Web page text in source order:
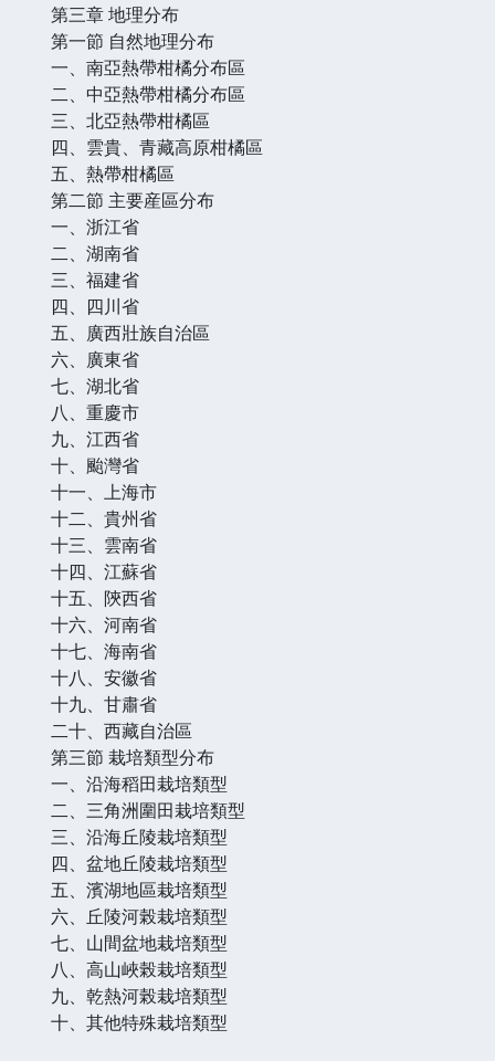
第三章 地理分布
第一節 自然地理分布
一、南亞熱帶柑橘分布區
二、中亞熱帶柑橘分布區
三、北亞熱帶柑橘區
四、雲貴、青藏高原柑橘區
五、熱帶柑橘區
第二節 主要産區分布
一、浙江省
二、湖南省
三、福建省
四、四川省
五、廣西壯族自治區
六、廣東省
七、湖北省
八、重慶市
九、江西省
十、颱灣省
十一、上海市
十二、貴州省
十三、雲南省
十四、江蘇省
十五、陝西省
十六、河南省
十七、海南省
十八、安徽省
十九、甘肅省
二十、西藏自治區
第三節 栽培類型分布
一、沿海稻田栽培類型
二、三角洲圍田栽培類型
三、沿海丘陵栽培類型
四、盆地丘陵栽培類型
五、濱湖地區栽培類型
六、丘陵河榖栽培類型
七、山間盆地栽培類型
八、高山峽榖栽培類型
九、乾熱河榖栽培類型
十、其他特殊栽培類型